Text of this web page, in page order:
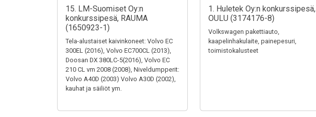
15. LM-Suomiset Oy:n
konkurssipesä, RAUMA
(1650923-1)
Tela-alustaiset kaivinkoneet: Volvo EC
300EL (2016), Volvo EC700CL (2013),
Doosan DX 380LC-5(2016), Volvo EC
210 CL vm 2008 (2008), Niveldumpperit:
Volvo A40D (2003) Volvo A30D (2002),
kauhat ja säiliöt ym.
1. Huletek Oy:n konkurssipesä,
OULU (3174176-8)
Volkswagen pakettiauto,
kaapelinhakulaite, painepesuri,
toimistokalusteet